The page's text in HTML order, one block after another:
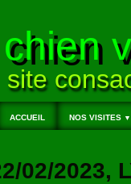
chien
site
ACCUEIL NOS VISITES ▼
02/2023,